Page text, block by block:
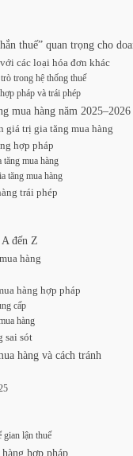
thuế” quan trọng cho
các loại hóa đơn khác
trong hệ thống thuế
pháp và trái phép
mua hàng năm 2025–2026
giá trị gia tăng mua hàng
hợp pháp
mua hàng
tăng mua hàng
trái phép
đến Z
hàng
hàng hợp pháp
cấp
hàng
sai sót
hàng và cách tránh
gian lận thuế
hợp pháp